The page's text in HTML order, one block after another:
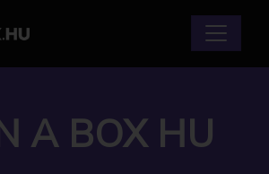
A BOX HU